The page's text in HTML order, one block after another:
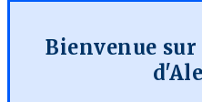
Bienvenue